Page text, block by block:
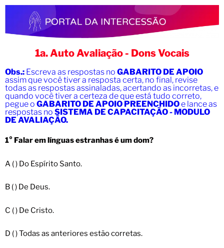
1a. Auto Avaliação - Dons Vocais
Obs.: Escreva as respostas no GABARITO DE APOIO
assim que você tiver a resposta certa, no final, revise
todas as respostas assinaladas, acertando as incorretas, e
quando você tiver a certeza de que está tudo correto,
pegue o GABARITO DE APOIO PREENCHIDOe lance as
respostas no SISTEMA DE CAPACITAÇÃO - MODULO
DE AVALIAÇÃO.
1° Falar em línguas estranhas é um dom?
A ( ) Do Espírito Santo.
B ( ) De Deus.
C ( ) De Cristo.
D ( ) Todas as anteriores estão corretas.